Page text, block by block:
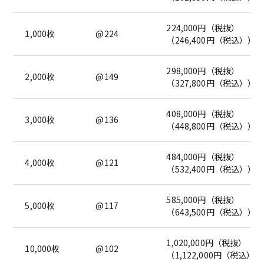
1,000枚 @224
224,000円（税抜）
（246,400円（税込））
2,000枚 @149
298,000円（税抜）
（327,800円（税込））
3,000枚 @136
408,000円（税抜）
（448,800円（税込））
4,000枚 @121
484,000円（税抜）
（532,400円（税込））
5,000枚 @117
585,000円（税抜）
（643,500円（税込））
10,000枚 @102
1,020,000円（税抜）
（1,122,000円（税込））